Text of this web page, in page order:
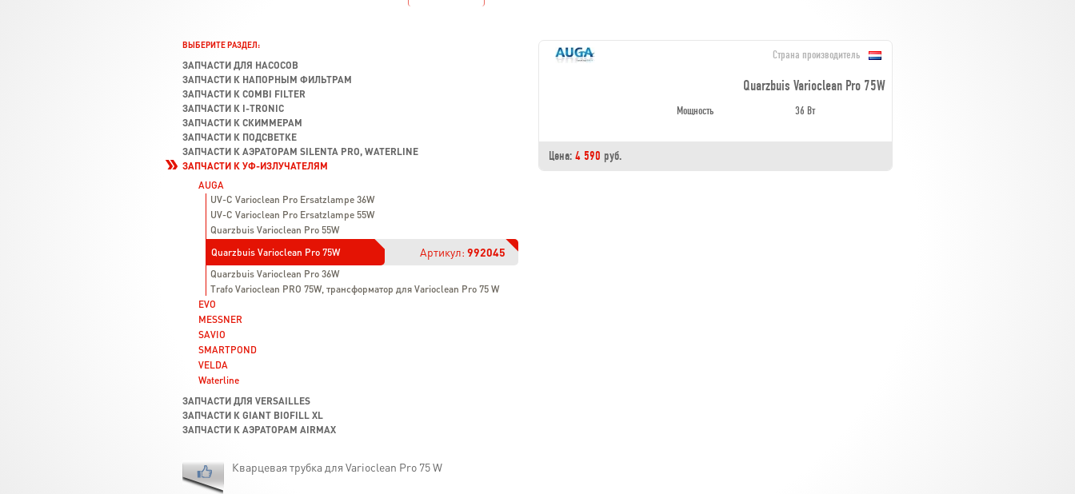
Страна производитель
Quarzbuis Varioclean Pro 75W
Мощность 36 Вт
Цена: 4 590 руб.
ВЫБЕРИТЕ РАЗДЕЛ:
ЗАПЧАСТИ ДЛЯ НАСОСОВ
ЗАПЧАСТИ К НАПОРНЫМ ФИЛЬТРАМ
ЗАПЧАСТИ К COMBI FILTER
ЗАПЧАСТИ К I-TRONIC
ЗАПЧАСТИ К СКИММЕРАМ
ЗАПЧАСТИ К ПОДСВЕТКЕ
ЗАПЧАСТИ К АЭРАТОРАМ SILENTA PRO, WATERLINE
ЗАПЧАСТИ К УФ-ИЗЛУЧАТЕЛЯМ
AUGA
UV-C Varioclean Pro Ersatzlampe 36W
UV-C Varioclean Pro Ersatzlampe 55W
Quarzbuis Varioclean Pro 55W
Quarzbuis Varioclean Pro 75W
Артикул: 992045
Quarzbuis Varioclean Pro 36W
Trafo Varioclean PRO 75W, трансформатор для Varioclean Pro 75 W
EVO
MESSNER
SAVIO
SMARTPOND
VELDA
Waterline
ЗАПЧАСТИ ДЛЯ VERSAILLES
ЗАПЧАСТИ К GIANT BIOFILL XL
ЗАПЧАСТИ К АЭРАТОРАМ AIRMAX
Кварцевая трубка для Varioclean Pro 75 W